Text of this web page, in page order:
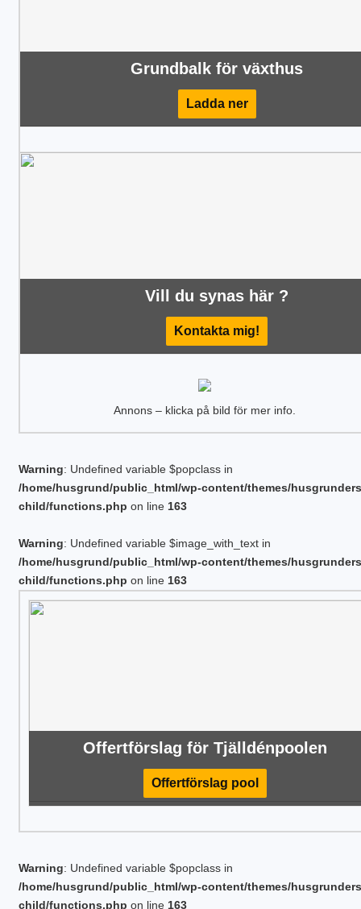
Grundbalk för växthus
Ladda ner
Vill du synas här ?
Kontakta mig!
Annons – klicka på bild för mer info.
Warning: Undefined variable $popclass in
/home/husgrund/public_html/wp-content/themes/
child/functions.php on line 163
Warning: Undefined variable $image_with_text in
/home/husgrund/public_html/wp-content/themes/
child/functions.php on line 163
Offertförslag för Tjälldénpoolen
Offertförslag pool
Warning: Undefined variable $popclass in
/home/husgrund/public_html/wp-content/themes/
child/functions.php on line 163